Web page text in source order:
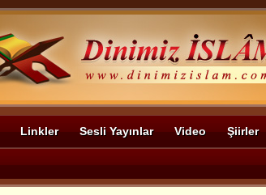
Linkler Sesli Yayınlar Video Şiirler